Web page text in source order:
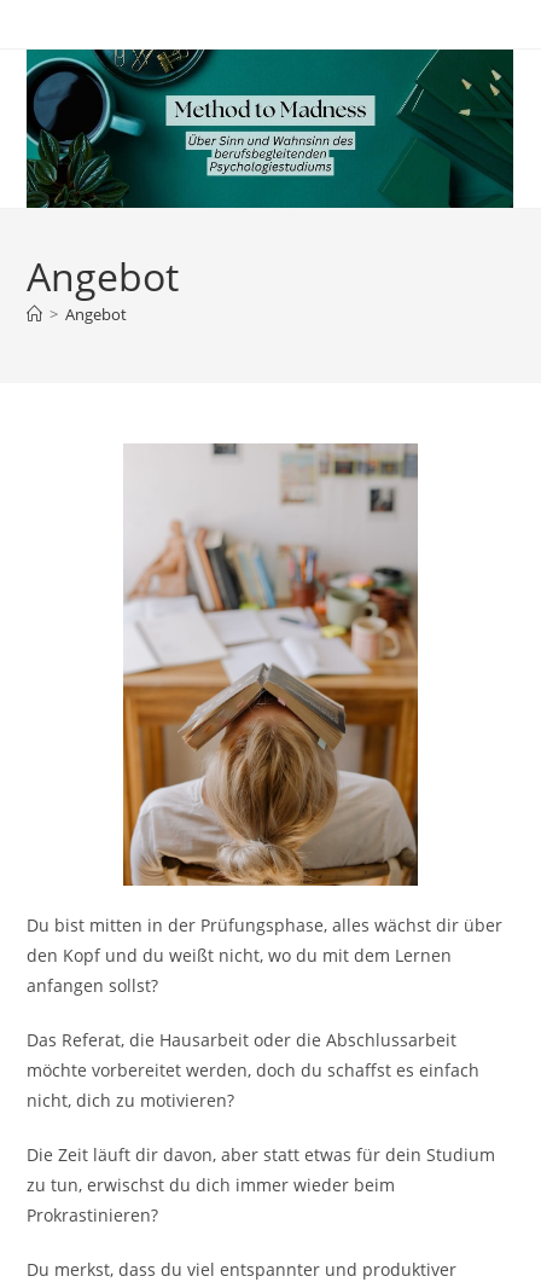
Inhalt
springen
Angebot
> Angebot
Du bist mitten in der Prüfungsphase, alles wächst dir über
den Kopf und du weißt nicht, wo du mit dem Lernen
anfangen sollst?
Das Referat, die Hausarbeit oder die Abschlussarbeit
möchte vorbereitet werden, doch du schaffst es einfach
nicht, dich zu motivieren?
Die Zeit läuft dir davon, aber statt etwas für dein Studium
zu tun, erwischst du dich immer wieder beim
Prokrastinieren?
Du merkst, dass du viel entspannter und produktiver